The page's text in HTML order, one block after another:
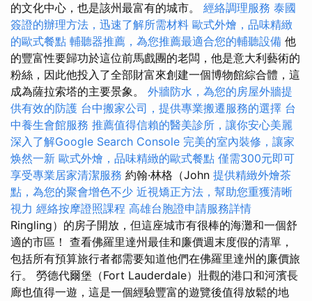
的文化中心，也是該州最富有的城市。 經絡調理服務 泰國
簽證的辦理方法，迅速了解所需材料 歐式外燴，品味精緻
的歐式餐點 輔聽器推薦，為您推薦最適合您的輔聽設備 他
的豐富性要歸功於這位前馬戲團的老闆，他是意大利藝術的
粉絲，因此他投入了全部財富來創建一個博物館綜合體，這
成為薩拉索塔的主要景象。 外牆防水，為您的房屋外牆提
供有效的防護 台中搬家公司，提供專業搬遷服務的選擇 台
中養生會館服務 推薦值得信賴的醫美診所，讓你安心美麗
深入了解Google Search Console 完美的室內裝修，讓家
焕然一新 歐式外燴，品味精緻的歐式餐點 僅需300元即可
享受專業居家清潔服務 約翰·林格（John 提供精緻外燴茶
點，為您的聚會增色不少 近視矯正方法，幫助您重獲清晰
視力 經絡按摩證照課程 高雄台胞證申請服務詳情
Ringling）的房子開放，但這座城市有很棒的海灘和一個舒
適的市區！ 查看佛羅里達州最佳和廉價週末度假的清單，
包括所有預算旅行者都需要知道他們在佛羅里達州的廉價旅
行。 勞德代爾堡（Fort Lauderdale）壯觀的港口和河濱長
廊也值得一遊，這是一個經驗豐富的遊覽後值得放鬆的地